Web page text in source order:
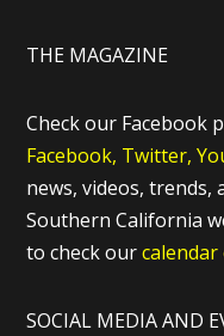
THE MAGAZINE
Check our Facebook
Facebook, Twitter,
news, videos, trends,
Southern California
to check ourcalendar
SOCIAL MEDIA AND